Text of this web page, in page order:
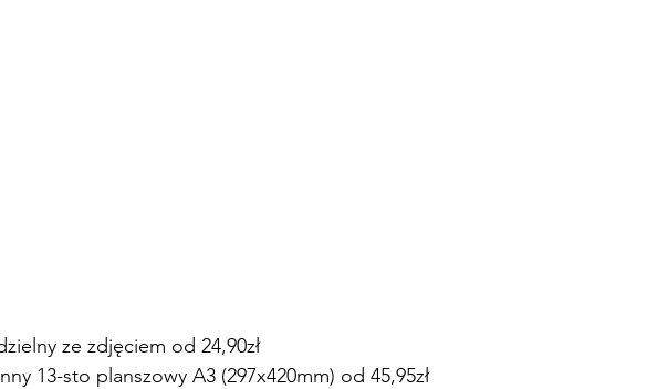
ze zdjęciem od 24,90zł
13-sto planszowy A3 (297x420mm) od 45,95zł